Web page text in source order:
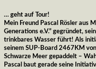
… geht auf Tour!
Mein Freund Pascal Rösler aus
Generations e.V.” gegründet,
trinkbares Wasser führt! Als
seinem SUP-Board 2467KM
Schwarze Meer gepaddelt –
Pascal baut gerade seine